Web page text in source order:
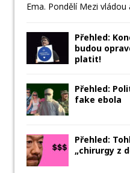
Ema. Pondělí Mezi
Přehled:
budou
platit!
Přehled:
fake ebola
Přehled:
„chirurgy z